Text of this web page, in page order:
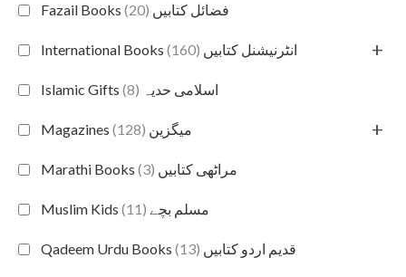
Fazail Books فضائل کتابیں (20)
International Books انٹرنیشنل کتابیں (160) +
Islamic Gifts اسلامی حدیہ (8)
Magazines میگزین (128) +
Marathi Books مراٹھی کتابیں (3)
Muslim Kids مسلم بچے (11)
Qadeem Urdu Books قدیم اردو کتابیں (13)